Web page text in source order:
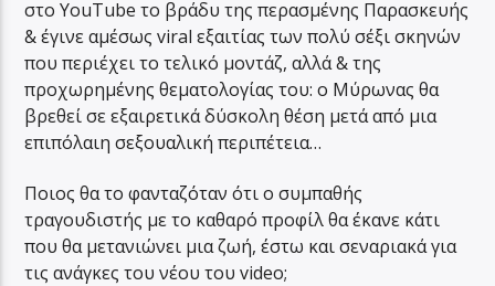
στο YouTube το βράδυ της περασμένης Παρασκευής
& έγινε αμέσως viral εξαιτίας των πολύ σέξι σκηνών
που περιέχει το τελικό μοντάζ, αλλά & της
προχωρημένης θεματολογίας του: ο Μύρωνας θα
βρεθεί σε εξαιρετικά δύσκολη θέση μετά από μια
επιπόλαιη σεξουαλική περιπέτεια…
Ποιος θα το φανταζόταν ότι ο συμπαθής
τραγουδιστής με το καθαρό προφίλ θα έκανε κάτι
που θα μετανιώνει μια ζωή, έστω και σεναριακά για
τις ανάγκες του νέου του video;